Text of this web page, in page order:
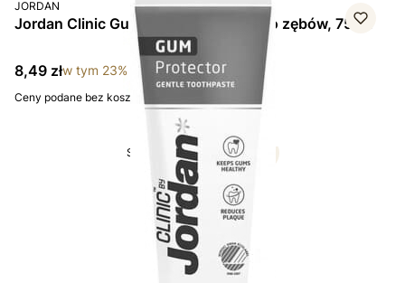
JORDAN
Jordan Clinic Gum Protector, pasta do zębów, 75 ml
Cena brutto
8,49 złw tym 23% VAT
Ceny podane bez kosztów dostawy.
Strona z 3 Przejdź do ostatniej